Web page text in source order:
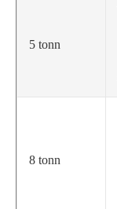
5 tonn
8 tonn